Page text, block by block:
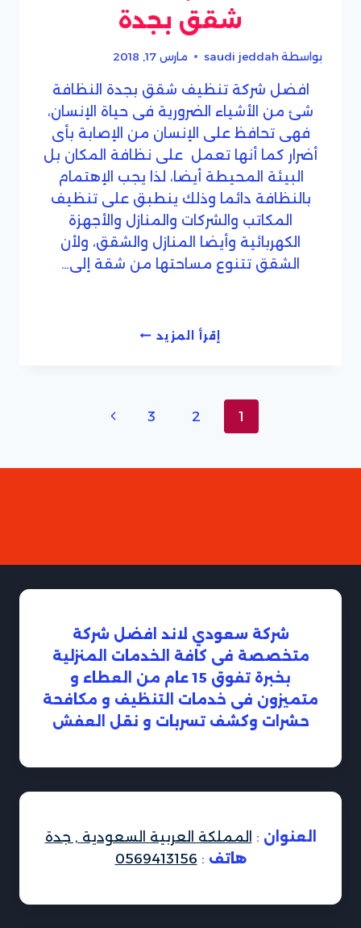
شقق بجدة
بواسطة saudi jeddah مارس 17, 2018
افضل شركة تنظيف شقق بجدة النظافة
شئ من الأشياء الضرورية فى حياة الإنسان،
فهى تحافظ على الإنسان من الإصابة بأى
أضرار كما أنها تعمل على نظافة المكان بل
البيئة المحيطة أيضا، لذا يجب الإهتمام
بالنظافة دائما وذلك ينطبق على تنظيف
المكاتب والشركات والمنازل والأجهزة
الكهربائية وأيضا المنازل والشقق، ولأن
الشقق تتنوع مساحتها من شقة إلى…
إقرأ المزيدافضل
1
2
3
الصفحة
شركة سعودي لاند افضل شركة
متخصصة فى كافة الخدمات المنزلية
بخبرة تفوق 15 عام من العطاء و
متميزون فى خدمات التنظيف و مكافحة
حشرات وكشف تسربات و نقل العفش
العنوان : المملكة العربية السعودية , جدة
هاتف :
0569413156